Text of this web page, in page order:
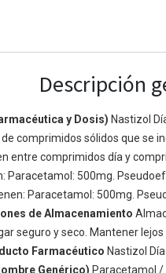
Descripción
y Dosis) Nastizol
comprimidos sólidos que se
entre comprimidos día y
Paracetamol: 500mg.
Paracetamol: 500mg.
de Almacenamiento
seguro y seco. Mantener
Farmacéutico Nastizol
Genérico) Paracetamol
Acerca de
Somos un equipo de
mejorar la vida de todos a
Construimos grandes
de negocio. Nuestros
pequeñas y medianas
rendimiento.